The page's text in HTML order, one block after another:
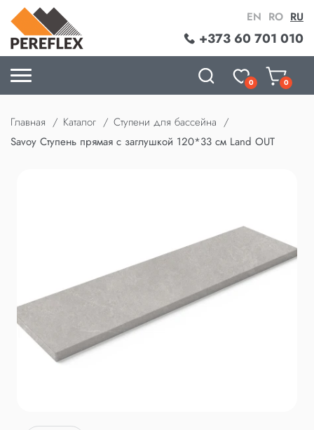
+373 60 701 010
EN RO RU
0 0
Главная Каталог
Ступени для бассейна
Savoy Ступень прямая с заглушкой 120*33 см Land OUT